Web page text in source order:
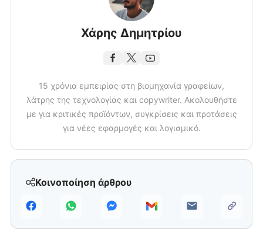
Κοινοποίηση άρθρου
Χάρης Δημητρίου
15 χρόνια εμπειρίας στη βιομηχανία γραφείων,
λάτρης της τεχνολογίας και copywriter. Ακολουθήστε
με για κριτικές προϊόντων, συγκρίσεις και προτάσεις
για νέες εφαρμογές και λογισμικό.